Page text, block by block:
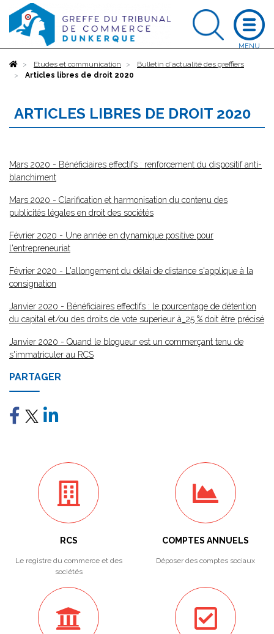
AccueilEtudes et communication
Bulletin d'actualité des greffiers
Articles libres de droit 2020
ARTICLES LIBRES DE DROIT 2020
Mars 2020 - Bénéficiaires effectifs : renforcement du dispositif anti-
blanchiment
Mars 2020 - Clarification et harmonisation du contenu des
publicités légales en droit des sociétés
Février 2020 - Une année en dynamique positive pour
l'entrepreneuriat
Février 2020 - L'allongement du délai de distance s'applique à la
consignation
Janvier 2020 - Bénéficiaires effectifs : le pourcentage de détention
du capital et/ou des droits de vote superieur à_25 % doit être précisé
Janvier 2020 - Quand le blogueur est un commerçant tenu de
s'immatriculer au RCS
PARTAGER
RCS
Le registre du commerce et des
sociétés
COMPTES ANNUELS
Déposer des comptes sociaux